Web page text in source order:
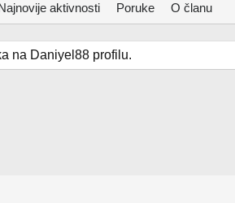
aktivnosti Poruke O članu
na Daniyel88 profilu.